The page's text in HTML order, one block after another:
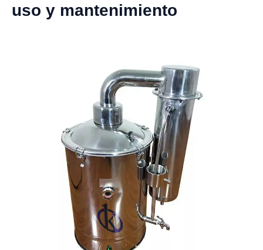
uso y mantenimiento